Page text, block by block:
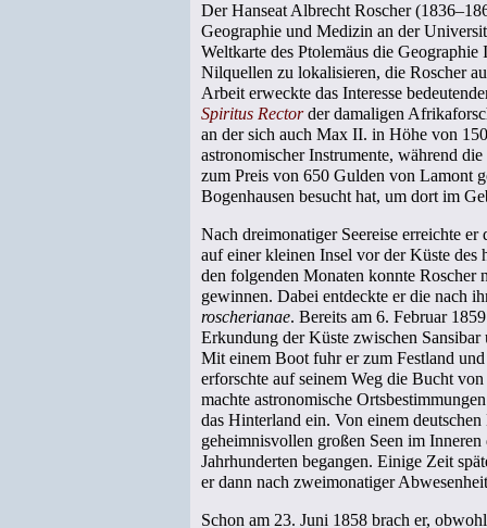
Der Hanseat Albrecht Roscher
Geographie und Medizin an der
Weltkarte des Ptolemäus die
Nilquellen zu lokalisieren, die Roscher
Arbeit erweckte das Interesse
Spiritus Rectorder damaligen
an der sich auch Max II. in Höhe von
astronomischer Instrumente, während
zum Preis von 650 Gulden von Lamont
Bogenhausen besucht hat, um dort im
Nach dreimonatiger Seereise erreichte
auf einer kleinen Insel vor der Küste des
den folgenden Monaten konnte Roscher
gewinnen. Dabei entdeckte er die nach
roscherianae. Bereits am 6. Februar
Erkundung der Küste zwischen
Mit einem Boot fuhr er zum Festland
erforschte auf seinem Weg die Bucht
machte astronomische
das Hinterland ein. Von einem
geheimnisvollen großen Seen im
Jahrhunderten begangen. Einige Zeit
er dann nach zweimonatiger
Schon am 23. Juni 1858 brach er,